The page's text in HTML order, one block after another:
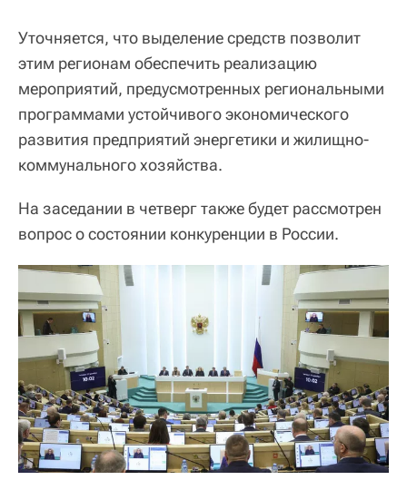
Уточняется, что выделение средств позволит
этим регионам обеспечить реализацию
мероприятий, предусмотренных региональными
программами устойчивого экономического
развития предприятий энергетики и жилищно-
коммунального хозяйства.
На заседании в четверг также будет рассмотрен
вопрос о состоянии конкуренции в России.